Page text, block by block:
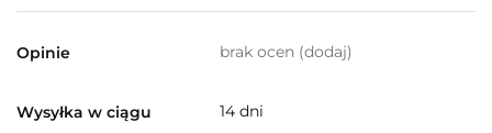
Opinie brak ocen (dodaj)
Wysyłka w ciągu 14 dni